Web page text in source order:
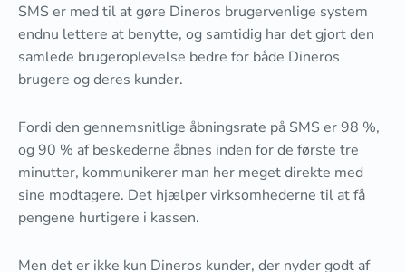
SMS er med til at gøre Dineros brugervenlige system
endnu lettere at benytte, og samtidig har det gjort den
samlede brugeroplevelse bedre for både Dineros
brugere og deres kunder.
Fordi den gennemsnitlige åbningsrate på SMS er 98 %,
og 90 % af beskederne åbnes inden for de første tre
minutter, kommunikerer man her meget direkte med
sine modtagere. Det hjælper virksomhederne til at få
pengene hurtigere i kassen.
Men det er ikke kun Dineros kunder, der nyder godt af